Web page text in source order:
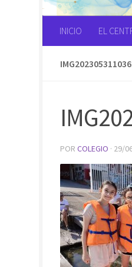
INICIO EL
POR COLEGIO · 29/